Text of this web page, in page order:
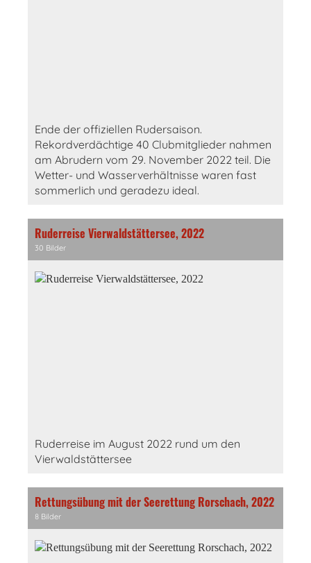
Ende der offiziellen Rudersaison.
Rekordverdächtige 40 Clubmitglieder nahmen
am Abrudern vom 29. November 2022 teil. Die
Wetter- und Wasserverhältnisse waren fast
sommerlich und geradezu ideal.
Ruderreise Vierwaldstättersee, 2022
30 Bilder
Ruderreise im August 2022 rund um den
Vierwaldstättersee
Rettungsübung mit der Seerettung Rorschach, 2022
8 Bilder